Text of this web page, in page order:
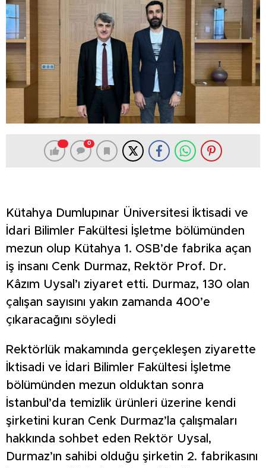
0
Kütahya Dumlupınar Üniversitesi İktisadi ve
İdari Bilimler Fakültesi İşletme bölümünden
mezun olup Kütahya 1. OSB’de fabrika açan
iş insanı Cenk Durmaz, Rektör Prof. Dr.
Kâzım Uysal’ı ziyaret etti. Durmaz, 130 olan
çalışan sayısını yakın zamanda 400’e
çıkaracağını söyledi
Rektörlük makamında gerçekleşen ziyarette
İktisadi ve İdari Bilimler Fakültesi İşletme
bölümünden mezun olduktan sonra
İstanbul’da temizlik ürünleri üzerine kendi
şirketini kuran Cenk Durmaz’la çalışmaları
hakkında sohbet eden Rektör Uysal,
Durmaz’ın sahibi olduğu şirketin 2. fabrikasını